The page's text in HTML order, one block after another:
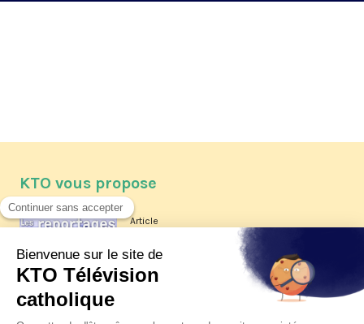
KTO vous propose
Article
Les reportages d'été 2026 de KTO